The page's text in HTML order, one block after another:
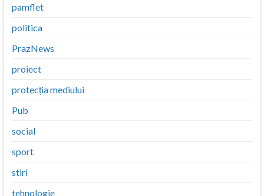
pamflet
politica
PrazNews
proiect
protecția mediului
Pub
social
sport
stiri
tehnologie